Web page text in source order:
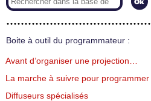
Boite à outil du programmateur :
Avant d’organiser une projection…
La marche à suivre pour programmer
Diffuseurs spécialisés